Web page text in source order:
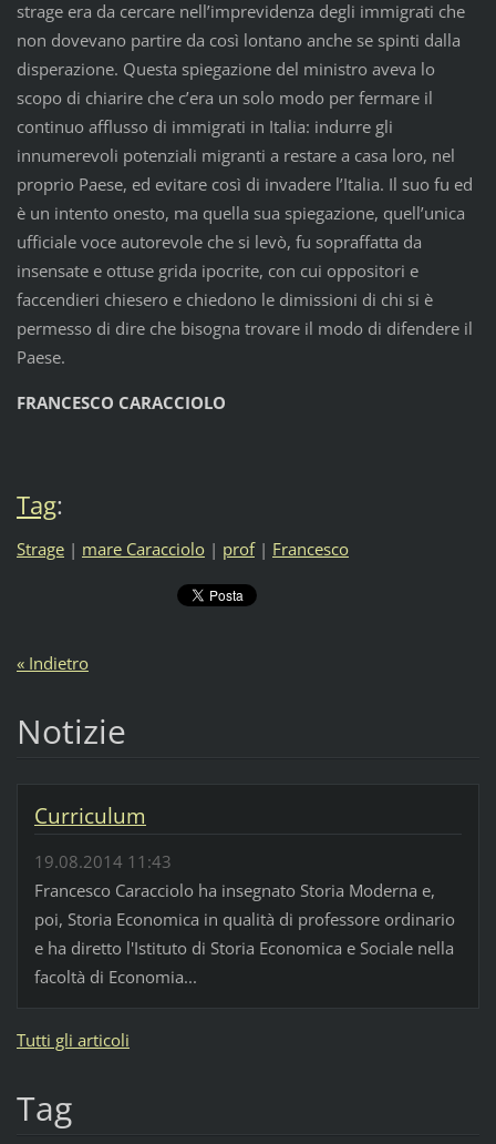
strage era da cercare nell’imprevidenza degli immigrati che
non dovevano partire da così lontano anche se spinti dalla
disperazione. Questa spiegazione del ministro aveva lo
scopo di chiarire che c’era un solo modo per fermare il
continuo afflusso di immigrati in Italia: indurre gli
innumerevoli potenziali migranti a restare a casa loro, nel
proprio Paese, ed evitare così di invadere l’Italia. Il suo fu ed
è un intento onesto, ma quella sua spiegazione, quell’unica
ufficiale voce autorevole che si levò, fu sopraffatta da
insensate e ottuse grida ipocrite, con cui oppositori e
faccendieri chiesero e chiedono le dimissioni di chi si è
permesso di dire che bisogna trovare il modo di difendere il
Paese.
FRANCESCO CARACCIOLO
Tag:
Strage | mare Caracciolo | prof | Francesco
« Indietro
Notizie
Curriculum
19.08.2014 11:43
Francesco Caracciolo ha insegnato Storia Moderna e,
poi, Storia Economica in qualità di professore ordinario
e ha diretto l'Istituto di Storia Economica e Sociale nella
facoltà di Economia...
Tutti gli articoli
Tag